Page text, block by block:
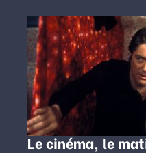
Le cinéma, le